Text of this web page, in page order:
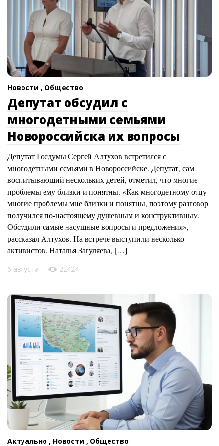
Новости , Общество
Депутат обсудил с
многодетными семьями
Новороссийска их вопросы
Депутат Госдумы Сергей Алтухов встретился с
многодетными семьями в Новороссийске. Депутат, сам
воспитывающий нескольких детей, отметил, что многие
проблемы ему близки и понятны. «Как многодетному отцу
многие проблемы мне близки и понятны, поэтому разговор
получился по-настоящему душевным и конструктивным.
Обсудили самые насущные вопросы и предложения», —
рассказал Алтухов. На встрече выступили несколько
активистов. Наталья Загуляева, […]
6 августа 22424
Актуально , Новости , Общество